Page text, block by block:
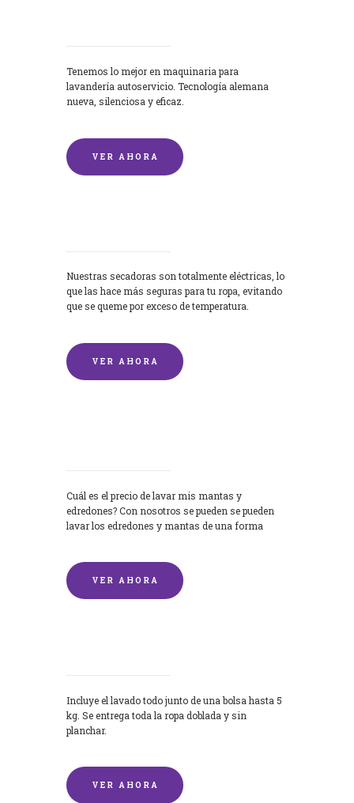
Tenemos lo mejor en maquinaria para
lavandería autoservicio. Tecnología alemana
nueva, silenciosa y eficaz.
VER AHORA
Nuestras secadoras son totalmente eléctricas, lo
que las hace más seguras para tu ropa, evitando
que se queme por exceso de temperatura.
VER AHORA
Cuál es el precio de lavar mis mantas y
edredones? Con nosotros se pueden se pueden
lavar los edredones y mantas de una forma
VER AHORA
Incluye el lavado todo junto de una bolsa hasta 5
kg. Se entrega toda la ropa doblada y sin
planchar.
VER AHORA